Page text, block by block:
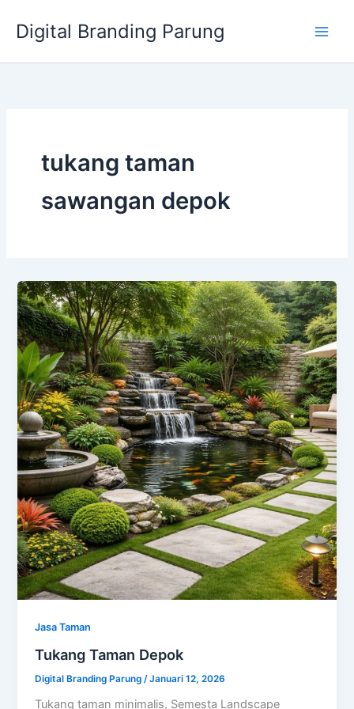
konten
Digital Branding Parung
tukang taman
sawangan depok
Jasa Taman
Tukang Taman Depok
Digital Branding Parung /Januari 12, 2026
Tukang taman minimalis, Semesta Landscape